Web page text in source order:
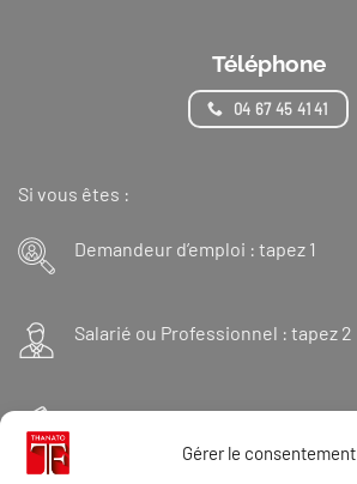
Gérer le consentement
Téléphone
04 67 45 41 41
Si vous êtes :
Demandeur d’emploi : tapez 1
Salarié ou Professionnel : tapez 2
Financeur : tapez 3